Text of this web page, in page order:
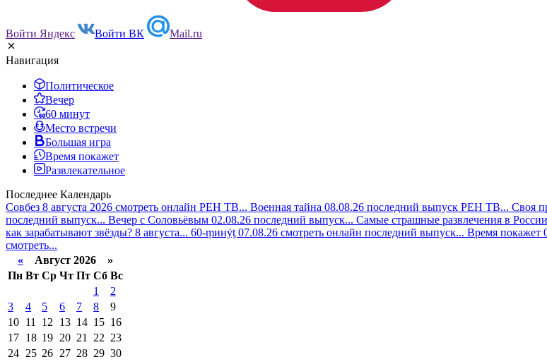
Войти Яндекс Войти ВК Mail.ru
Навигация
Политическое
Вечер
60 минут
Место встречи
Большая игра
Время покажет
Развлекательное
Последнее Календарь
Совбез 8 августа 2026 смотреть онлайн РЕН ТВ... Военная тайна 08.08.26 последний выпуск РЕН ТВ... Своя
последний выпуск... Вечер с Соловьёвым 02.08.26 последний выпуск... Самые страшные развлечения в
как зарабатывают звёзды? 8 августа... 60-ṃинẏƫ 07.08.26 смотреть онлайн последний выпуск... Время покажет
смотреть...
« Август 2026 »
Пн Вт Ср Чт Пт Сб Вс
1
2
3
4 5 6 7 8
9
10 11 12 13 14 15 16
17 18 19 20 21 22 23
24 25 26 27 28 29 30